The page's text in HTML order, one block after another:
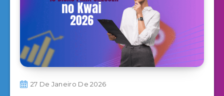
27 De Janeiro De 2026